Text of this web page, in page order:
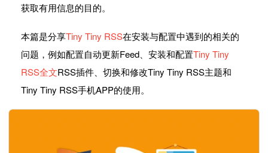
获取有用信息的目的。
本篇是分享Tiny Tiny RSS在安装与配置中遇到的相关的
问题，例如配置自动更新Feed、安装和配置Tiny Tiny
RSS全文RSS插件、切换和修改Tiny Tiny RSS主题和
Tiny Tiny RSS手机APP的使用。